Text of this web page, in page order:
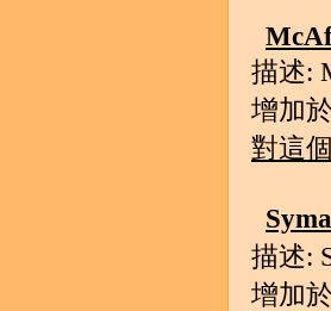
描述:
增加
對這
描述:
增加